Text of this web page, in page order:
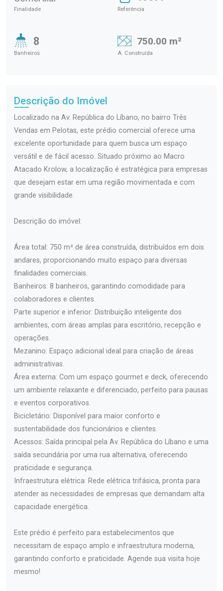
Finalidade Referência
8
Banheiros
750.00 m²
A. Construída
Descrição do Imóvel
Localizado na Av. República do Líbano, no bairro Três
Vendas em Pelotas, este prédio comercial oferece uma
excelente oportunidade para quem busca um espaço
versátil e de fácil acesso. Situado próximo ao Macro
Atacado Krolow, a localização é estratégica para empresas
que desejam estar em uma região movimentada e com
grande visibilidade.
Descrição do imóvel:
Área total: 750 m² de área construída, distribuídos em dois
andares, proporcionando muito espaço para diversas
finalidades comerciais.
Banheiros: 8 banheiros, garantindo comodidade para
colaboradores e clientes.
Parte superior e inferior: Distribuição inteligente dos
ambientes, com áreas amplas para escritório, recepção e
operações.
Mezanino: Espaço adicional ideal para criação de áreas
administrativas.
Área externa: Com um espaço gourmet e deck, oferecendo
um ambiente relaxante e diferenciado, perfeito para pausas
e eventos corporativos.
Bicicletário: Disponível para maior conforto e
sustentabilidade dos funcionários e clientes.
Acessos: Saída principal pela Av. República do Líbano e uma
saída secundária por uma rua alternativa, oferecendo
praticidade e segurança.
Infraestrutura elétrica: Rede elétrica trifásica, pronta para
atender as necessidades de empresas que demandam alta
capacidade energética.
Este prédio é perfeito para estabelecimentos que
necessitam de espaço amplo e infraestrutura moderna,
garantindo conforto e praticidade. Agende sua visita hoje
mesmo!